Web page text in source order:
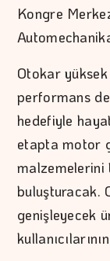
Kongre
Otokar
performans
hedefiyle
etapta motor
buluşturacak.
genişleyecek